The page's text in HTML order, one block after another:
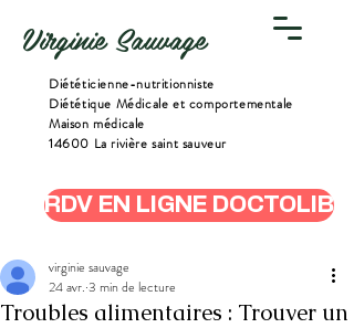
Virginie Sauvage
Diététicienne-nutritionniste
Diététique Médicale et comportementale
Maison médicale
14600 La rivière saint sauveur
RDV EN LIGNE DOCTOLIB
Troubles alimentaires : Trouver un
virginie sauvage
24 avr. 3 min de lecture